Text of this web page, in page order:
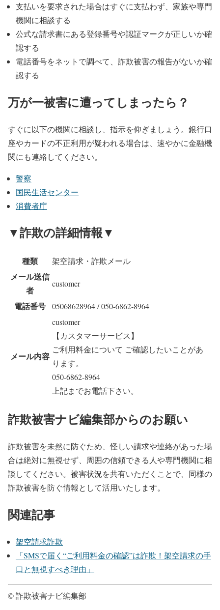
支払いを要求された場合はすぐに支払わず、家族や専門
機関に相談する
公式な請求書にある登録番号や認証マークが正しいか確
認する
電話番号をネットで調べて、詐欺被害の報告がないか確
認する
万が一被害に遭ってしまったら？
すぐに以下の機関に相談し、指示を仰ぎましょう。銀行口
座やカードの不正利用が疑われる場合は、速やかに金融機
関にも連絡してください。
警察
国民生活センター
消費者庁
▼詐欺の詳細情報▼
種類 架空請求・詐欺メール
メール送信
者
customer
電話番号 05068628964 / 050-6862-8964
メール内容
customer
【カスタマーサービス】
ご利用料金について ご確認したいことがあ
ります。
050-6862-8964
上記までお電話下さい。
詐欺被害ナビ編集部からのお願い
詐欺被害を未然に防ぐため、怪しい請求や連絡があった場
合は絶対に無視せず、周囲の信頼できる人や専門機関に相
談してください。被害状況を共有いただくことで、同様の
詐欺被害を防ぐ情報として活用いたします。
関連記事
架空請求詐欺
「SMSで届く“ご利用料金の確認”は詐欺！架空請求の手
口と無視すべき理由」
© 詐欺被害ナビ編集部